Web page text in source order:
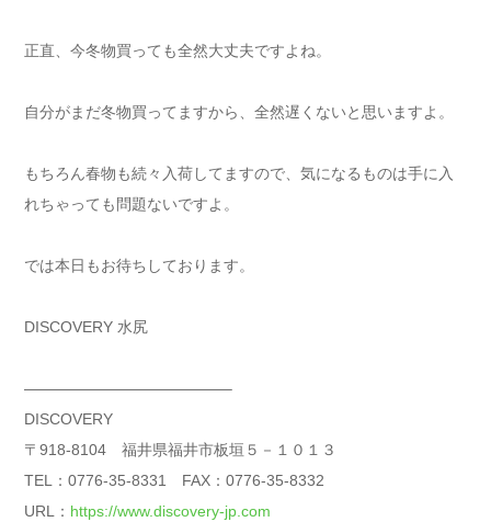
正直、今冬物買っても全然大丈夫ですよね。
自分がまだ冬物買ってますから、全然遅くないと思いますよ。
もちろん春物も続々入荷してますので、気になるものは手に入
れちゃっても問題ないですよ。
では本日もお待ちしております。
DISCOVERY 水尻
—————————————–
DISCOVERY
〒918-8104 福井県福井市板垣５－１０１３
TEL：0776-35-8331 FAX：0776-35-8332
URL： https://www.discovery-jp.com